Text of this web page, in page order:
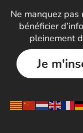
Ne manquez
bénéficier
pleinement
Je